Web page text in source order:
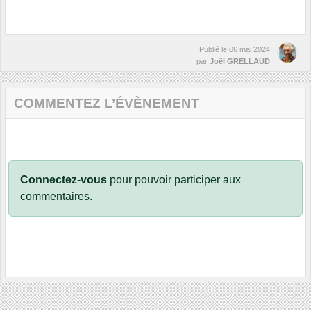
Publié le 06 mai 2024
par Joël GRELLAUD
COMMENTEZ L’ÉVÈNEMENT
Connectez-vous pour pouvoir participer aux
commentaires.